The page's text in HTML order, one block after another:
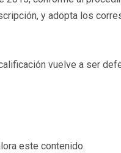
y adopta los
vuelve a ser
este contenido.